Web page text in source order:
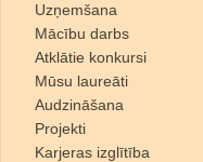
Uzņemšana
Mācību darbs
Atklātie konkursi
Mūsu laureāti
Audzināšana
Projekti
Karjeras izglītība